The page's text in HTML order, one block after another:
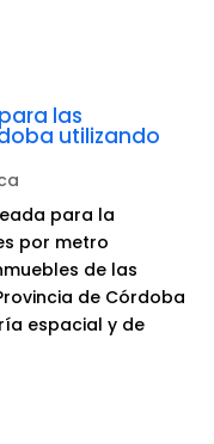
las
utilizando
para la
por metro
de las
de Córdoba
espacial y de